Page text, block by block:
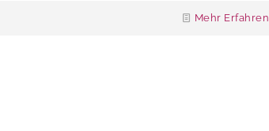
Mehr Erfahren